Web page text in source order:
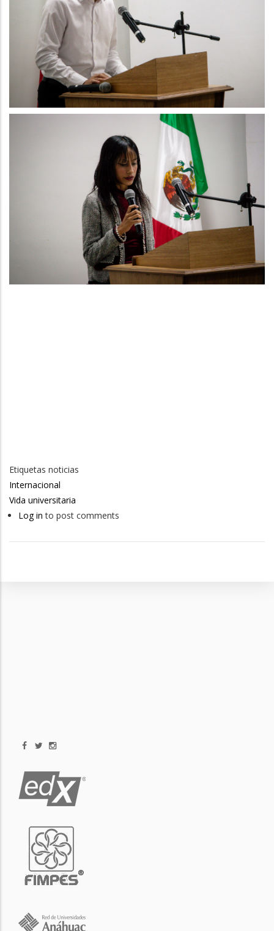
Etiquetas noticias
Internacional
Vida universitaria
Log in to post comments